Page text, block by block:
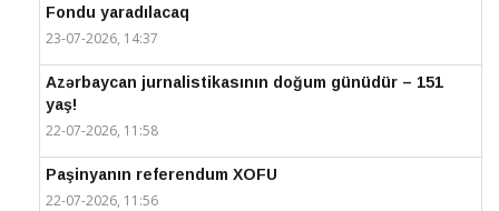
Fondu yaradılacaq
23-07-2026, 14:37
Azərbaycan jurnalistikasının doğum günüdür – 151
yaş!
22-07-2026, 11:58
Paşinyanın referendum XOFU
22-07-2026, 11:56